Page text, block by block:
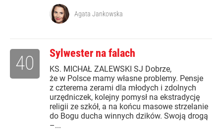
Agata Jankowska
Sylwester na falach
KS. MICHAŁ ZALEWSKI SJ Dobrze,
że w Polsce mamy własne problemy. Pensje
z czterema zerami dla młodych i zdolnych
urzędniczek, kolejny pomysł na ekstradycję
religii ze szkół, a na końcu masowe strzelanie
do Bogu ducha winnych dzików. Swoją drogą
–...
40